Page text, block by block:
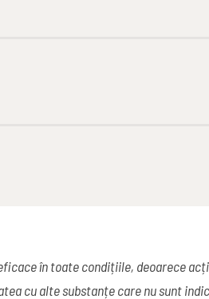
în toate condițiile, deoarece
cu alte substanțe care nu sunt